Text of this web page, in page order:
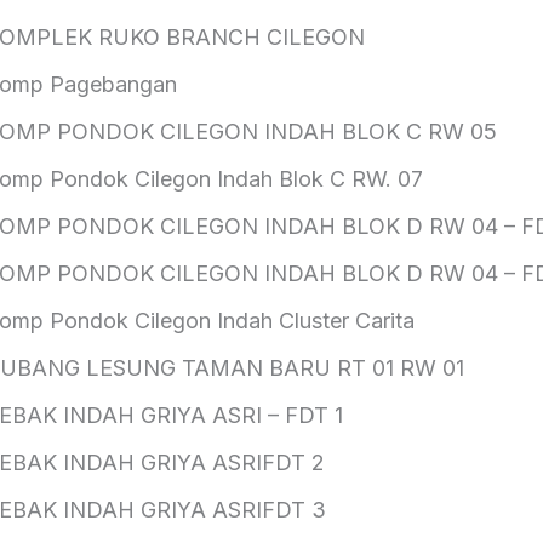
RUKO BRANCH CILEGON
Pagebangan
PONDOK CILEGON INDAH BLOK C RW 05
Pondok Cilegon Indah Blok C RW. 07
PONDOK CILEGON INDAH BLOK D RW 04 –
PONDOK CILEGON INDAH BLOK D RW 04 –
Pondok Cilegon Indah Cluster Carita
LESUNG TAMAN BARU RT 01 RW 01
INDAH GRIYA ASRI – FDT 1
INDAH GRIYA ASRIFDT 2
INDAH GRIYA ASRIFDT 3